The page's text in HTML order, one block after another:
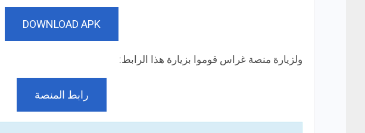
DOWNLOAD APK
ولزيارة منصة غراس قوموا بزيارة هذا الرابط:
رابط المنصة